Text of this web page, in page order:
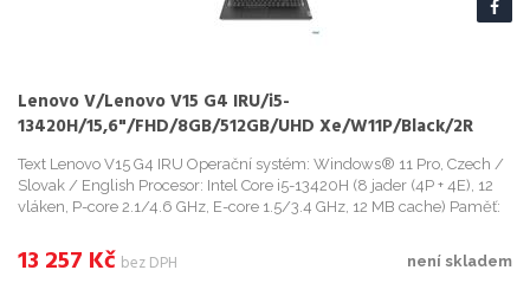
Lenovo V/Lenovo V15 G4 IRU/i5-
13420H/15,6"/FHD/8GB/512GB/UHD Xe/W11P/Black/2R
Text Lenovo V15 G4 IRU Operační systém: Windows® 11 Pro, Czech /
Slovak / English Procesor: Intel Core i5-13420H (8 jader (4P + 4E), 12
vláken, P-core 2.1/4.6 GHz, E-core 1.5/3.4 GHz, 12 MB cache) Paměť:
není skladem
13 257 Kč bez DPH